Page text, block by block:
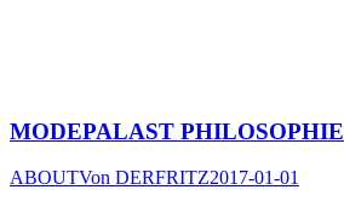
MODEPALAST PHILOSOPHIE
ABOUTVon DERFRITZ2017-01-01